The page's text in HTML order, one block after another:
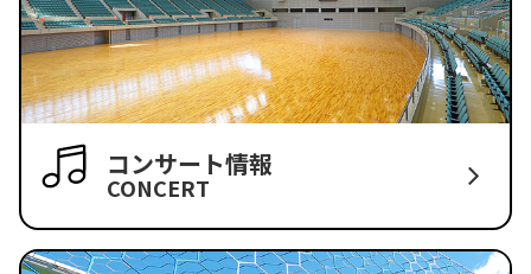
コンサート情報
CONCERT